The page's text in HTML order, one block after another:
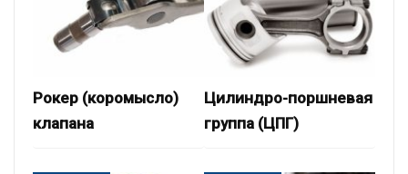
Рокер (коромысло)
клапана
Цилиндро-поршневая
группа (ЦПГ)